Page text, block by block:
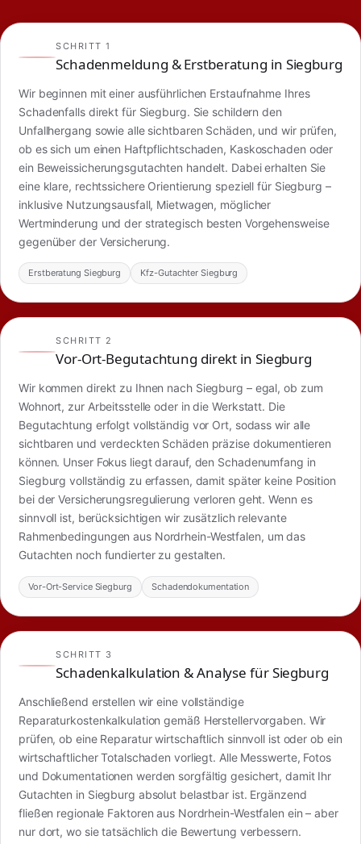
SCHRITT 1
Schadenmeldung & Erstberatung in Siegburg
Wir beginnen mit einer ausführlichen Erstaufnahme Ihres
Schadenfalls direkt für Siegburg. Sie schildern den
Unfallhergang sowie alle sichtbaren Schäden, und wir prüfen,
ob es sich um einen Haftpflichtschaden, Kaskoschaden oder
ein Beweissicherungsgutachten handelt. Dabei erhalten Sie
eine klare, rechtssichere Orientierung speziell für Siegburg –
inklusive Nutzungsausfall, Mietwagen, möglicher
Wertminderung und der strategisch besten Vorgehensweise
gegenüber der Versicherung.
Erstberatung Siegburg Kfz-Gutachter Siegburg
SCHRITT 2
Vor-Ort-Begutachtung direkt in Siegburg
Wir kommen direkt zu Ihnen nach Siegburg – egal, ob zum
Wohnort, zur Arbeitsstelle oder in die Werkstatt. Die
Begutachtung erfolgt vollständig vor Ort, sodass wir alle
sichtbaren und verdeckten Schäden präzise dokumentieren
können. Unser Fokus liegt darauf, den Schadenumfang in
Siegburg vollständig zu erfassen, damit später keine Position
bei der Versicherungsregulierung verloren geht. Wenn es
sinnvoll ist, berücksichtigen wir zusätzlich relevante
Rahmenbedingungen aus Nordrhein-Westfalen, um das
Gutachten noch fundierter zu gestalten.
Vor-Ort-Service Siegburg Schadendokumentation
SCHRITT 3
Schadenkalkulation & Analyse für Siegburg
Anschließend erstellen wir eine vollständige
Reparaturkostenkalkulation gemäß Herstellervorgaben. Wir
prüfen, ob eine Reparatur wirtschaftlich sinnvoll ist oder ob ein
wirtschaftlicher Totalschaden vorliegt. Alle Messwerte, Fotos
und Dokumentationen werden sorgfältig gesichert, damit Ihr
Gutachten in Siegburg absolut belastbar ist. Ergänzend
fließen regionale Faktoren aus Nordrhein-Westfalen ein – aber
nur dort, wo sie tatsächlich die Bewertung verbessern.